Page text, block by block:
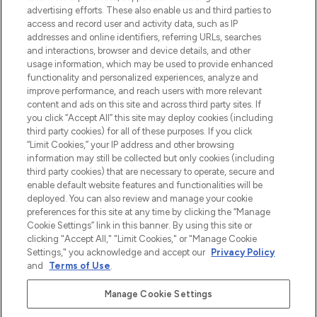
Shop online of via de app, met gratis
verzending vanaf €40.
Cookie-toestemming
Do Not Sell or Share My Personal
Information
HELP & INFORMATIE
BEDRIJFSINFORMATIE
OVER LOOKFANTASTIC
Betaal veilig met
advertising efforts. These also enable us and third parties to
access and record user and activity data, such as IP
addresses and online identifiers, referring URLs, searches
and interactions, browser and device details, and other
usage information, which may be used to provide enhanced
functionality and personalized experiences, analyze and
improve performance, and reach users with more relevant
content and ads on this site and across third party sites. If
you click “Accept All” this site may deploy cookies (including
third party cookies) for all of these purposes. If you click
“Limit Cookies,” your IP address and other browsing
information may still be collected but only cookies (including
third party cookies) that are necessary to operate, secure and
enable default website features and functionalities will be
deployed. You can also review and manage your cookie
preferences for this site at any time by clicking the “Manage
Cookie Settings” link in this banner. By using this site or
clicking "Accept All," "Limit Cookies," or "Manage Cookie
Settings," you acknowledge and accept our Privacy Policy
and
Terms of Use.
Manage Cookie Settings